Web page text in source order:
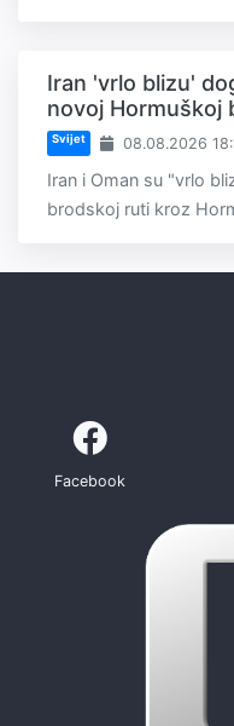
Iran 'vrlo blizu'
novoj Hormuškoj
Svijet 08.08.2026
Iran i Oman su "vrlo
brodskoj ruti kroz
Facebook